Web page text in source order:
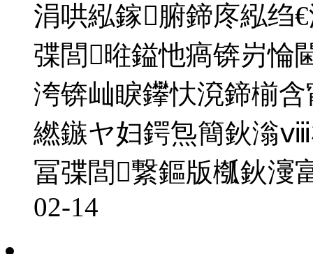
涓哄紭鎵腑鍗庝紭绉
弽閭暀鎰忚瘑锛岃惀
洿锛屾睙鑻忕渷鍗椾
繎鏃ヤ妇鍔炰簡鈥滃
冨弽閭繋鏂版槬鈥
02-14